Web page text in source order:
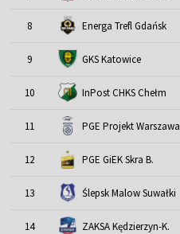
8 Energa Trefl Gdańsk
9 GKS Katowice
10 InPost CHKS Chełm
11 PGE Projekt Warszawa
12 PGE GiEK Skra B.
13 Ślepsk Malow Suwałki
14 ZAKSA Kędzierzyn-K.